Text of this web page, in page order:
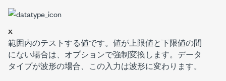
x
範囲内のテストする値です。値が上限値と下限値の間
にない場合は、オプションで強制変換します。データ
タイプが波形の場合、この入力は波形に変わります。